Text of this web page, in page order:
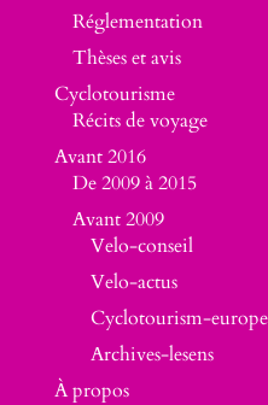
Réglementation
Thèses et avis
Cyclotourisme
Récits de voyage
Avant 2016
De 2009 à 2015
Avant 2009
Velo-conseil
Velo-actus
Cyclotourism-europe
Archives-lesens
À propos